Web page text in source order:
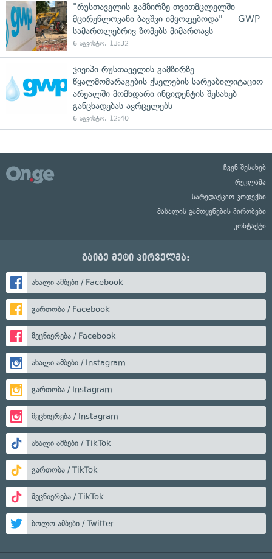
"რუსთაველის გამზირზე თვითმცლელში
მცირეწლოვანი ბავშვი იმყოფებოდა" — GWP
სამართლებრივ ზომებს მიმართავს
6 აგვისტო, 13:32
ჯივიპი რუსთაველის გამზირზე
წყალმომარაგების ქსელების სარეაბილიტაციო
არეალში მომხდარი ინციდენტის შესახებ
განცხადებას ავრცელებს
6 აგვისტო, 12:40
ჩვენ შესახებ
რეკლამა
სარედაქციო კოდექსი
მასალის გამოყენების პირობები
კონტაქტი
გაიგე მეტი პირველმა:
ახალი ამბები / Facebook
გართობა / Facebook
მეცნიერება / Facebook
ახალი ამბები / Instagram
გართობა / Instagram
მეცნიერება / Instagram
ახალი ამბები / TikTok
გართობა / TikTok
მეცნიერება / TikTok
ბოლო ამბები / Twitter